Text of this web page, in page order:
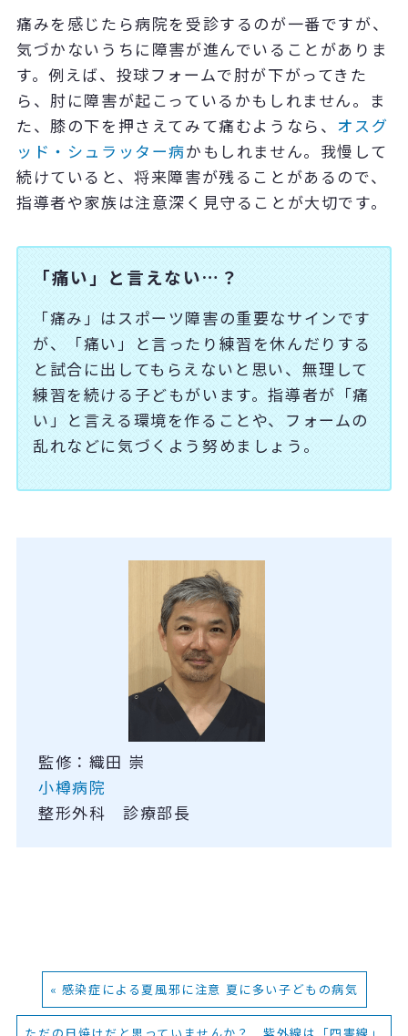
痛みを感じたら病院を受診するのが一番ですが、
気づかないうちに障害が進んでいることがありま
す。例えば、投球フォームで肘が下がってきた
ら、肘に障害が起こっているかもしれません。ま
た、膝の下を押さえてみて痛むようなら、 オスグ
ッド・シュラッター病かもしれません。我慢して
続けていると、将来障害が残ることがあるので、
指導者や家族は注意深く見守ることが大切です。
「痛い」と言えない…？
「痛み」はスポーツ障害の重要なサインです
が、「痛い」と言ったり練習を休んだりする
と試合に出してもらえないと思い、無理して
練習を続ける子どもがいます。指導者が「痛
い」と言える環境を作ることや、フォームの
乱れなどに気づくよう努めましょう。
監修：織田 崇
小樽病院
整形外科 診療部長
« 感染症による夏風邪に注意 夏に多い子どもの病気